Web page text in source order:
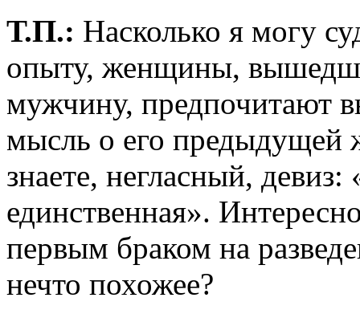
Т.П.: Насколько я могу
опыту, женщины,
мужчину, предпочитают
мысль о его предыдущей
знаете, негласный, девиз:
единственная».
первым браком на
нечто похожее?